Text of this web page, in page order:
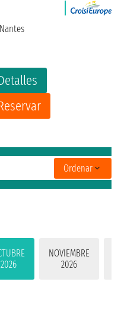
2026
NOVIEMBRE
2026
Nantes
Ordenar